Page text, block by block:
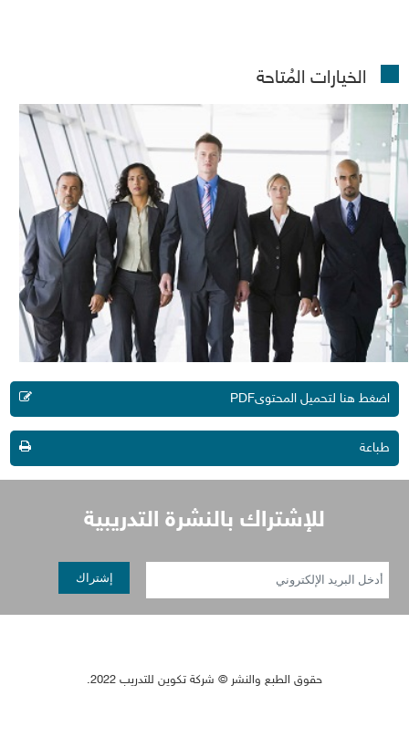
الخيارات المُتاحة
اضغط هنا لتحميل المحتوىPDF
طباعة
إشتراك بالنشرة التدريبية
حقوق الطبع والنشر © شركة تكوين للتدريب 2022.